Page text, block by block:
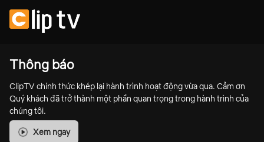
Thông báo
ClipTV chính thức khép lại hành trình hoạt động vừa qua. Cảm ơn
Quý khách đã trở thành một phần quan trọng trong hành trình của
chúng tôi.
Xem ngay